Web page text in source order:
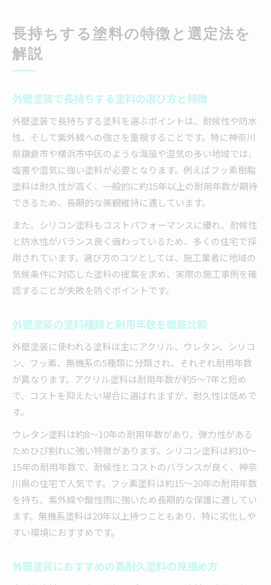
長持ちする塗料の特徴と選定法を
解説
外壁塗装で長持ちする塗料の選び方と特徴
外壁塗装で長持ちする塗料を選ぶポイントは、耐候性や防水
性、そして紫外線への強さを重視することです。特に神奈川
県鎌倉市や横浜市中区のような海風や湿気の多い地域では、
塩害や湿気に強い塗料が必要となります。例えばフッ素樹脂
塗料は耐久性が高く、一般的に約15年以上の耐用年数が期待
できるため、長期的な美観維持に適しています。
また、シリコン塗料もコストパフォーマンスに優れ、耐候性
と防水性がバランス良く備わっているため、多くの住宅で採
用されています。選び方のコツとしては、施工業者に地域の
気候条件に対応した塗料の提案を求め、実際の施工事例を確
認することが失敗を防ぐポイントです。
外壁塗装の塗料種類と耐用年数を徹底比較
外壁塗装に使われる塗料は主にアクリル、ウレタン、シリコ
ン、フッ素、無機系の5種類に分類され、それぞれ耐用年数
が異なります。アクリル塗料は耐用年数が約5～7年と短め
で、コストを抑えたい場合に選ばれますが、耐久性は低めで
す。
ウレタン塗料は約8～10年の耐用年数があり、弾力性がある
ためひび割れに強い特徴があります。シリコン塗料は約10～
15年の耐用年数で、耐候性とコストのバランスが良く、神奈
川県の住宅で人気です。フッ素塗料は約15～20年の耐用年数
を持ち、紫外線や酸性雨に強いため長期的な保護に適してい
ます。無機系塗料は20年以上持つこともあり、特に劣化しや
すい環境におすすめです。
外壁塗装におすすめの高耐久塗料の見極め方